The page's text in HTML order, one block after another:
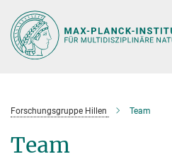
Hauptinhalt
Forschungsgruppe Hillen Team
Team